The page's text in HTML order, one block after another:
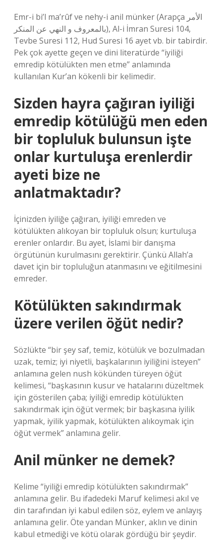
Emr-i bi’l ma’rûf ve nehy-i anil münker (Arapça الأمر
بالمعروف و النهي عن المنكر), Al-i İmran Suresi 104,
Tevbe Suresi 112, Hud Suresi 16 ayet vb. bir tabirdir.
Pek çok ayette geçen ve dini literatürde “iyiliği
emredip kötülükten men etme” anlamında
kullanılan Kur’an kökenli bir kelimedir.
Sizden hayra çağıran iyiliği
emredip kötülüğü men eden
bir topluluk bulunsun işte
onlar kurtuluşa erenlerdir
ayeti bize ne
anlatmaktadır?
İçinizden iyiliğe çağıran, iyiliği emreden ve
kötülükten alıkoyan bir topluluk olsun; kurtuluşa
erenler onlardır. Bu ayet, İslami bir danışma
örgütünün kurulmasını gerektirir. Çünkü Allah’a
davet için bir topluluğun atanmasını ve eğitilmesini
emreder.
Kötülükten sakındırmak
üzere verilen öğüt nedir?
Sözlükte “bir şey saf, temiz, kötülük ve bozulmadan
uzak, temiz; iyi niyetli, başkalarının iyiliğini isteyen”
anlamına gelen nush kökünden türeyen öğüt
kelimesi, “başkasının kusur ve hatalarını düzeltmek
için gösterilen çaba; iyiliği emredip kötülükten
sakındırmak için öğüt vermek; bir başkasına iyilik
yapmak, iyilik yapmak, kötülükten alıkoymak için
öğüt vermek” anlamına gelir.
Anil münker ne demek?
Kelime “iyiliği emredip kötülükten sakındırmak”
anlamına gelir. Bu ifadedeki Maruf kelimesi akıl ve
din tarafından iyi kabul edilen söz, eylem ve anlayış
anlamına gelir. Öte yandan Münker, aklın ve dinin
kabul etmediği ve kötü olarak gördüğü bir şeydir.